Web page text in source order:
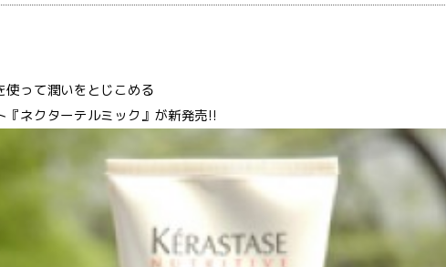
使って潤いをとじこめる
ネクターテルミック』が新発売!!